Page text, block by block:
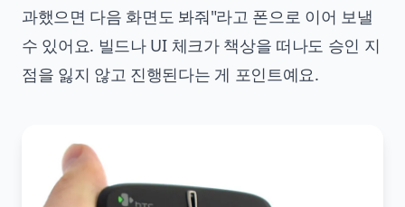
과했으면 다음 화면도 봐줘"라고 폰으로 이어 보낼
수 있어요. 빌드나 UI 체크가 책상을 떠나도 승인 지
점을 잃지 않고 진행된다는 게 포인트예요.